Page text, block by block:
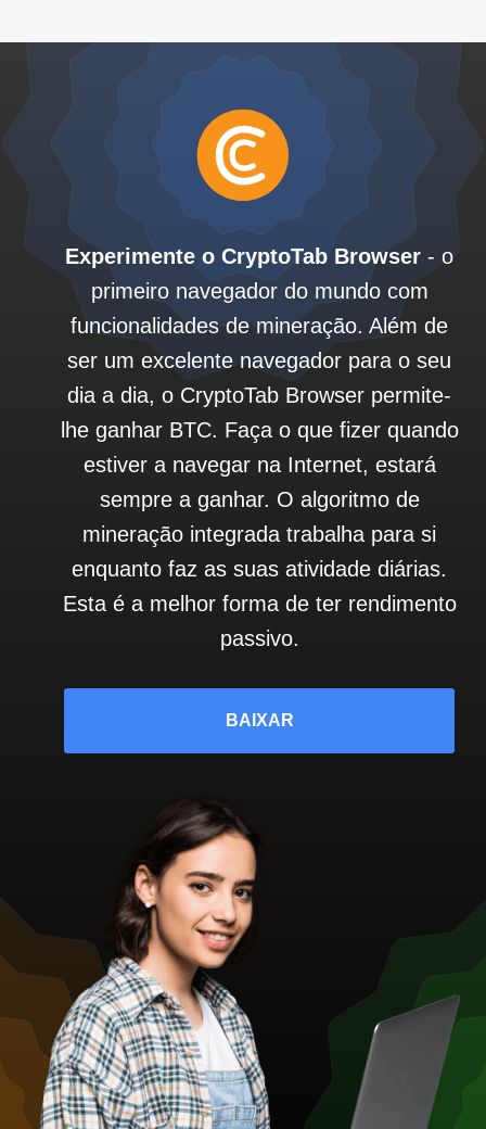
Experimente o CryptoTab Browser - o
primeiro navegador do mundo com
funcionalidades de mineração. Além de
ser um excelente navegador para o seu
dia a dia, o CryptoTab Browser permite-
lhe ganhar BTC. Faça o que fizer quando
estiver a navegar na Internet, estará
sempre a ganhar. O algoritmo de
mineração integrada trabalha para si
enquanto faz as suas atividade diárias.
Esta é a melhor forma de ter rendimento
passivo.
BAIXAR